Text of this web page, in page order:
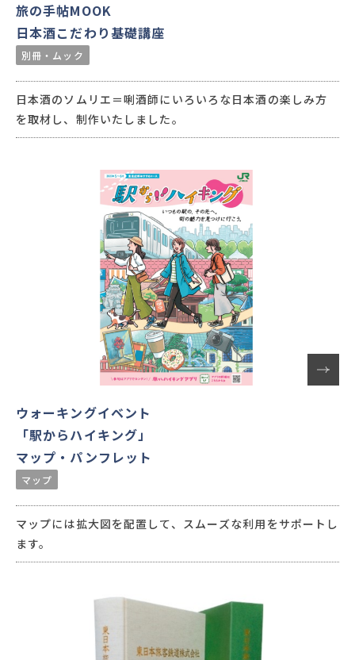
旅の手帖MOOK
日本酒こだわり基礎講座
別冊・ムック
日本酒のソムリエ＝唎酒師にいろいろな日本酒の楽しみ方
を取材し、制作いたしました。
ウォーキングイベント
「駅からハイキング」
マップ・パンフレット
マップ
マップには拡大図を配置して、スムーズな利用をサポートし
ます。